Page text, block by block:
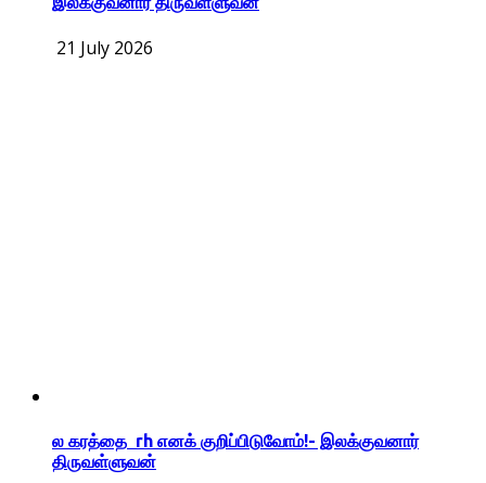
21 July 2026
ல கரத்தை rh எனக் குறிப்பிடுவோம்!- இலக்குவனார்
திருவள்ளுவன்